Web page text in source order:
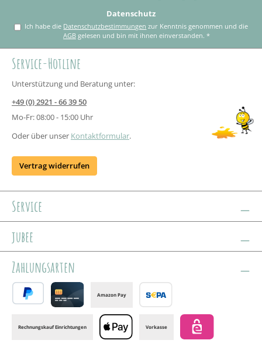
Datenschutz
Ich habe die Datenschutzbestimmungen
AGB gelesen und bin mit ihnen einverstanden.*
Service-Hotline
Unterstützung und Beratung unter:
+49 (0) 2921 - 66 39 50
Mo-Fr: 08:00 - 15:00 Uhr
Oder über unser Kontaktformular.
Vertrag widerrufen
Service
jubee
Zahlungsarten
Amazon Pay
Banktransfer
Rechnungskauf Einrichtungen Vorkasse